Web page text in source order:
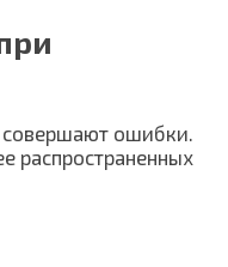
ошибки.
распространенных